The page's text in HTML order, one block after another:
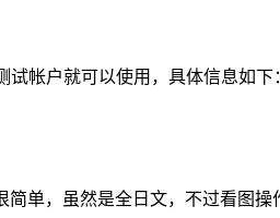
帐户就可以使用，具体信息如下
单，虽然是全日文，不过看图操